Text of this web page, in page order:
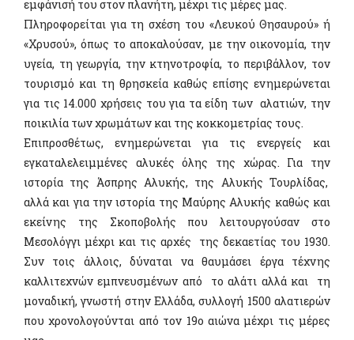
εμφάνισή του στον πλανήτη, μέχρι τις μέρες μας.
Πληροφορείται για τη σχέση του «Λευκού Θησαυρού» ή
«Χρυσού», όπως το αποκαλούσαν, με την οικονομία, την
υγεία, τη γεωργία, την κτηνοτροφία, το περιβάλλον, τον
τουρισμό και τη θρησκεία καθώς επίσης ενημερώνεται
για τις 14.000 χρήσεις του για τα είδη των αλατιών, την
ποικιλία των χρωμάτων και της κοκκομετρίας τους.
Επιπροσθέτως, ενημερώνεται για τις ενεργείς και
εγκαταλελειμμένες αλυκές όλης της χώρας. Για την
ιστορία της Άσπρης Αλυκής, της Αλυκής Τουρλίδας,
αλλά και για την ιστορία της Μαύρης Αλυκής καθώς και
εκείνης της Σκοποβολής που λειτουργούσαν στο
Μεσολόγγι μέχρι και τις αρχές της δεκαετίας του 1930.
Συν τοις άλλοις, δύναται να θαυμάσει έργα τέχνης
καλλιτεχνών εμπνευσμένων από το αλάτι αλλά και τη
μοναδική, γνωστή στην Ελλάδα, συλλογή 1500 αλατιερών
που χρονολογούνται από τον 19ο αιώνα μέχρι τις μέρες